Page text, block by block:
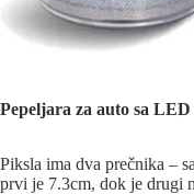
Pepeljara za auto sa LED
Piksla ima dva prečnika –
prvi je 7.3cm, dok je drugi